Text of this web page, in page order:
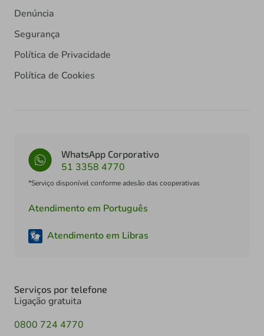
Denúncia
Segurança
Política de Privacidade
Política de Cookies
WhatsApp Corporativo
51 3358 4770
*Serviço disponível conforme adesão das cooperativas
Atendimento em Português
Atendimento em Libras
Serviços por telefone
Ligação gratuita
0800 724 4770